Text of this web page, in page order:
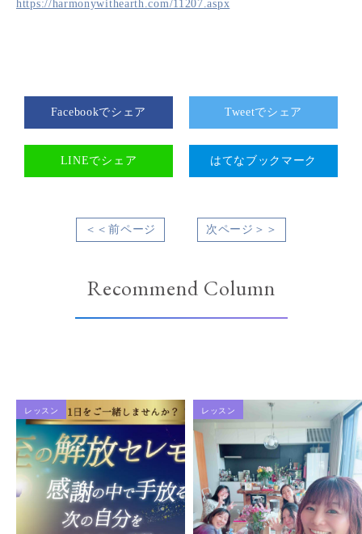
https://harmonywithearth.com/11207.aspx
Facebookでシェア Tweetでシェア
LINEでシェア はてなブックマーク
＜＜前ページ 次ページ＞＞
Recommend Column
レッスン レッスン